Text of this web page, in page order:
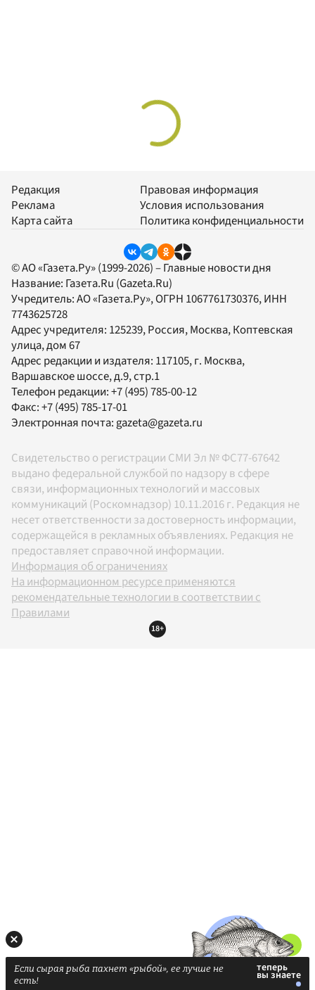
Редакция
Реклама
Карта сайта
Правовая информация
Условия использования
Политика конфиденциальности
© АО «Газета.Ру» (1999-2026) – Главные новости дня
Название: Газета.Ru (Gazeta.Ru)
Учредитель:АО «Газета.Ру», ОГРН 1067761730376, ИНН
7743625728
Адрес учредителя: 125239, Россия, Москва, Коптевская
улица, дом 67
Адрес редакции и издателя: 117105, г. Москва,
Варшавское шоссе, д.9, стр.1
Телефон редакции:+7 (495) 785-00-12
Факс:+7 (495) 785-17-01
Электронная почта: gazeta@gazeta.ru
Свидетельство о регистрации СМИ Эл № ФС77-67642
выдано федеральной службой по надзору в сфере
связи, информационных технологий и массовых
коммуникаций (Роскомнадзор) 10.11.2016 г. Редакция не
несет ответственности за достоверность информации,
содержащейся в рекламных объявлениях. Редакция не
предоставляет справочной информации.
Информация об ограничениях
На информационном ресурсе применяются
рекомендательные технологии в соответствии с
Правилами
18+
Если сырая рыба пахнет «рыбой», ее лучше не
есть!